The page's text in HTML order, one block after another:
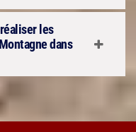
les
dans